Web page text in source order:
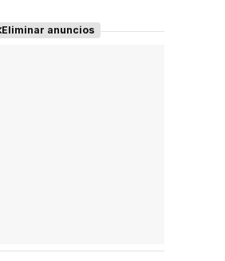
Eliminar anuncios